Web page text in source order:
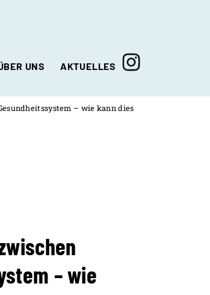
UNS
Unser Team
AKTUELLES
Aktuelle Meldungen
– wie kann dies
– wie